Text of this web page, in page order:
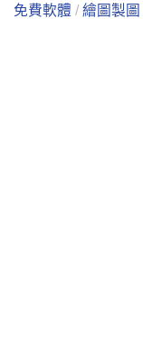
免費軟體 / 繪圖製圖